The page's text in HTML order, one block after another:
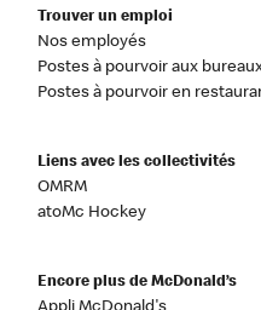
Trouver un emploi
Nos employés
Postes à pourvoir aux
Postes à pourvoir en
Liens avec les collectivités
OMRM
atoMc Hockey
Encore plus de McDonald’s